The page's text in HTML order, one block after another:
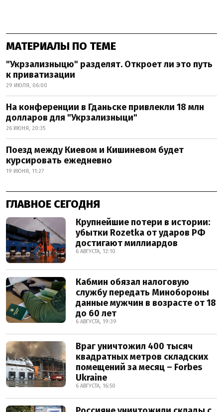
МАТЕРИАЛЫ ПО ТЕМЕ
"Укрзализныцю" разделят. Откроет ли это путь
к приватизации
29 ИЮЛЯ, 06:00
На конференции в Гданьске привлекли 18 млн
долларов для "Укрзализныци"
26 ИЮНЯ, 20:35
Поезд между Киевом и Кишиневом будет
курсировать ежедневно
19 ИЮНЯ, 11:27
ГЛАВНОЕ СЕГОДНЯ
Крупнейшие потери в истории:
убытки Rozetka от ударов РФ
достигают миллиардов
6 АВГУСТА, 12:10
Кабмин обязал налоговую
службу передать Минобороны
данные мужчин в возрасте от 18
до 60 лет
6 АВГУСТА, 19:39
Враг уничтожил 400 тысяч
квадратных метров складских
помещений за месяц – Forbes
Ukraine
6 АВГУСТА, 16:50